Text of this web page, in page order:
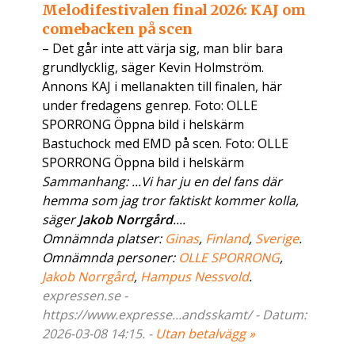
Melodifestivalen final 2026: KAJ om
comebacken på scen
– Det går inte att värja sig, man blir bara
grundlycklig, säger Kevin Holmström.
Annons KAJ i mellanakten till finalen, här
under fredagens genrep. Foto: OLLE
SPORRONG Öppna bild i helskärm
Bastuchock med EMD på scen. Foto: OLLE
SPORRONG Öppna bild i helskärm
Sammanhang: ...Vi har ju en del fans där
hemma som jag tror faktiskt kommer kolla,
sägerJakob Norrgård....
Omnämnda platser: Ginas, Finland, Sverige.
Omnämnda personer: OLLE SPORRONG,
Jakob Norrgård, Hampus Nessvold.
expressen.se -
https://www.expresse...andsskamt/ - Datum:
2026-03-08 14:15. - Utan betalvägg »